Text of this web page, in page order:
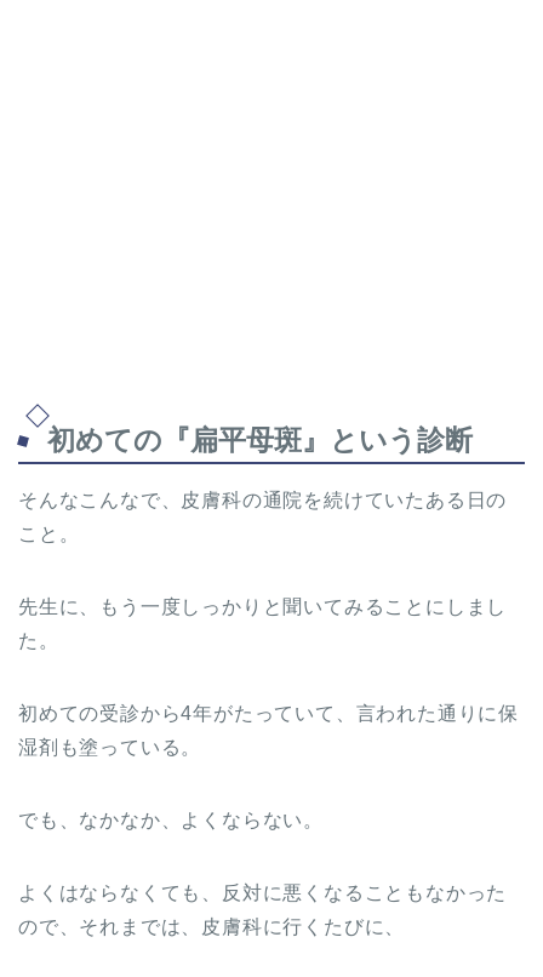
初めての『扁平母斑』という診断
そんなこんなで、皮膚科の通院を続けていたある日の
こと。
先生に、もう一度しっかりと聞いてみることにしまし
た。
初めての受診から4年がたっていて、言われた通りに保
湿剤も塗っている。
でも、なかなか、よくならない。
よくはならなくても、反対に悪くなることもなかった
ので、それまでは、皮膚科に行くたびに、